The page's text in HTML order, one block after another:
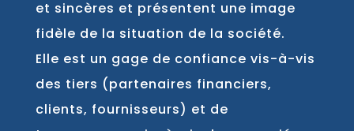
et sincères et présentent une image
fidèle de la situation de la société.
Elle est un gage de confiance vis-à-vis
des tiers (partenaires financiers,
clients, fournisseurs) et de